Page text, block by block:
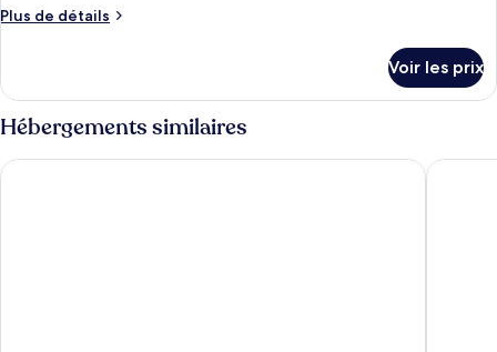
Plus de détails
Plus
le
type
de
chambre
Chambre
Voir les prix
Hébergements similaires
AP Eva Senses Roots